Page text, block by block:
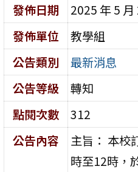
發佈日期
2025 年 5 月
發佈單位
教學組
公告類別
最新消息
公告等級
轉知
點閱次數
312
公告內容
主旨： 本校
時至12時，